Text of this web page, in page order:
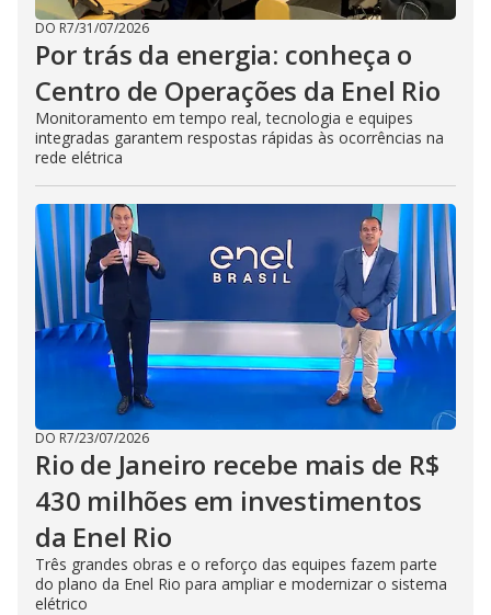
DO R7/31/07/2026
Por trás da energia: conheça o
Centro de Operações da Enel Rio
Monitoramento em tempo real, tecnologia e equipes
integradas garantem respostas rápidas às ocorrências na
rede elétrica
DO R7/23/07/2026
Rio de Janeiro recebe mais de R$
430 milhões em investimentos
da Enel Rio
Três grandes obras e o reforço das equipes fazem parte
do plano da Enel Rio para ampliar e modernizar o sistema
elétrico